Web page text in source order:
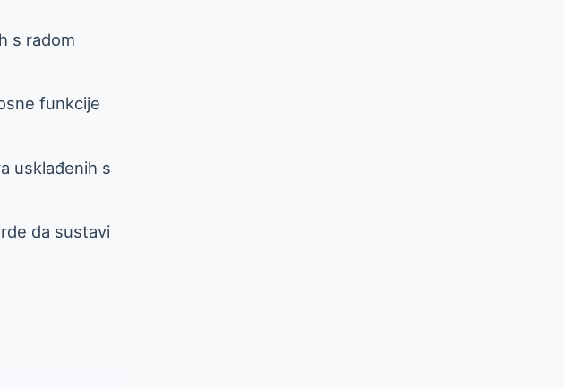
s radom
funkcije
usklađenih s
da sustavi